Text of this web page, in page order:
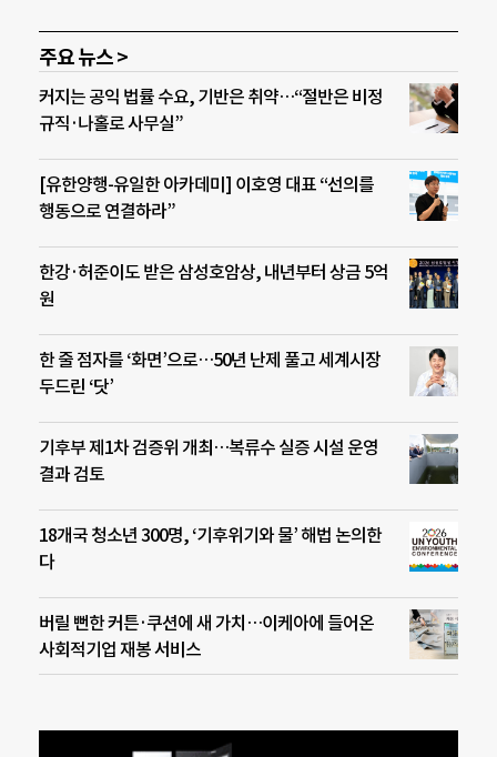
주요 뉴스 >
커지는 공익 법률 수요, 기반은 취약…“절반은 비정
규직·나홀로 사무실”
[유한양행-유일한 아카데미] 이호영 대표 “선의를
행동으로 연결하라”
한강·허준이도 받은 삼성호암상, 내년부터 상금 5억
원
한 줄 점자를 ‘화면’으로…50년 난제 풀고 세계시장
두드린 ‘닷’
기후부 제1차 검증위 개최…복류수 실증 시설 운영
결과 검토
18개국 청소년 300명, ‘기후위기와 물’ 해법 논의한
다
버릴 뻔한 커튼·쿠션에 새 가치…이케아에 들어온
사회적기업 재봉 서비스